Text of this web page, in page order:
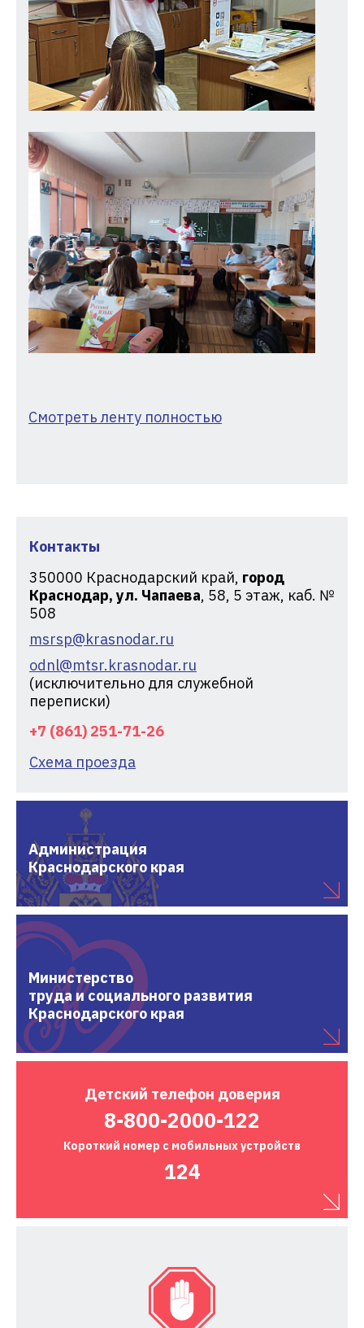
Контакты
350000 Краснодарский край, город
Краснодар, ул. Чапаева, 58, 5 этаж, каб. №
508
msrsp@krasnodar.ru
odnl@mtsr.krasnodar.ru
(исключительно для служебной
переписки)
+7 (861) 251-71-26
Схема проезда
Администрация
Краснодарского края
Министерство
труда и социального развития
Краснодарского края
Детский телефон доверия
8-800-2000-122
Короткий номер с мобильных устройств
124
Смотреть ленту полностью